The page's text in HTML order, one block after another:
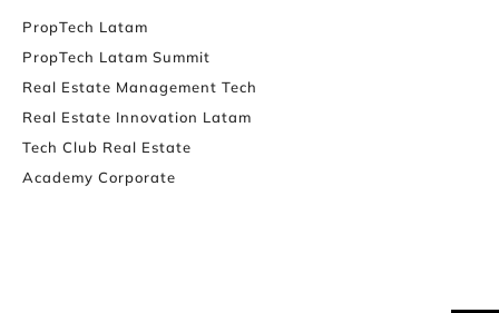
PropTech Latam
PropTech Latam Summit
Real Estate Management Tech
Real Estate Innovation Latam
Tech Club Real Estate
Academy Corporate